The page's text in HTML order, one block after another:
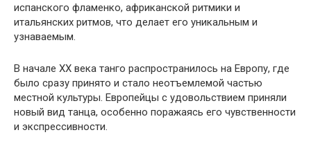
испанского фламенко, африканской ритмики и
итальянских ритмов, что делает его уникальным и
узнаваемым.
В начале XX века танго распространилось на Европу, где
было сразу принято и стало неотъемлемой частью
местной культуры. Европейцы с удовольствием приняли
новый вид танца, особенно поражаясь его чувственности
и экспрессивности.